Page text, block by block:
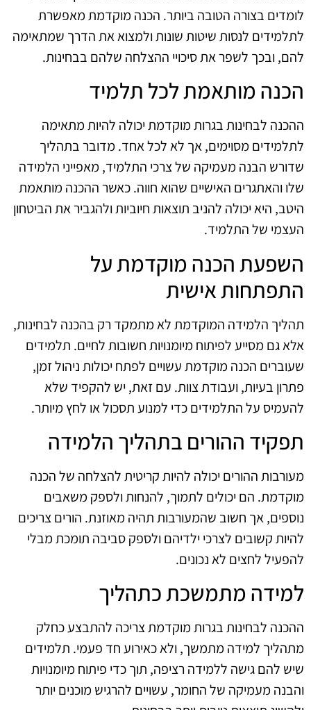
לומדים בצורה הטובה ביותר. הכנה מוקדמת מאפשרת
לתלמידים לנסות שיטות שונות ולמצוא את הדרך שמתאימה
להם, ובכך לשפר את סיכויי ההצלחה שלהם בבחינות.
הכנה מותאמת לכל תלמיד
ההכנה לבחינות בגרות מוקדמת יכולה להיות מתאימה
לתלמידים מסוימים, אך לא לכל אחד. מדובר בתהליך
שדורש הבנה מעמיקה של צרכי התלמיד, מאפייני הלמידה
שלו והאתגרים האישיים שהוא חווה. כאשר ההכנה מותאמת
היטב, היא יכולה להניב תוצאות חיוביות ולהגביר את הביטחון
העצמי של התלמיד.
השפעת הכנה מוקדמת על
התפתחות אישית
תהליך הלמידה המוקדמת לא מתמקד רק בהכנה לבחינות,
אלא גם מסייע לפיתוח מיומנויות חשובות לחיים. תלמידים
שעוברים הכנה מוקדמת עשויים לפתח יכולות ניהול זמן,
פתרון בעיות, ועבודת צוות. עם זאת, יש להקפיד שלא
להעמיס על התלמידים כדי למנוע תסכול או לחץ מיותר.
תפקיד ההורים בתהליך הלמידה
מעורבות ההורים יכולה להיות קריטית להצלחה של הכנה
מוקדמת. הם יכולים לתמוך, להנחות ולספק משאבים
נוספים, אך חשוב שהמעורבות תהיה מאוזנת. הורים צריכים
להיות קשובים לצרכי ילדיהם ולספק סביבה תומכת מבלי
להפעיל לחצים לא נכונים.
למידה מתמשכת כתהליך
ההכנה לבחינות בגרות מוקדמת צריכה להתבצע כחלק
מתהליך למידה מתמשך, ולא כאירוע חד פעמי. תלמידים
שיש להם גישה ללמידה רציפה, תוך כדי פיתוח מיומנויות
והבנה מעמיקה של החומר, עשויים להרגיש מוכנים יותר